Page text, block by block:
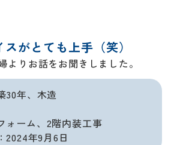
がとても上手（笑）
よりお話をお聞きしました。
30年、木造
ォーム、2階内装工事
2024年9月6日